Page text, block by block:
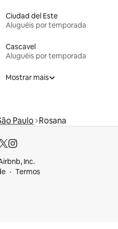
Ciudad del Este
Aluguéis por temporada
Cascavel
Aluguéis por temporada
Mostrar mais
Paulo Rosana
Inc.
Termos